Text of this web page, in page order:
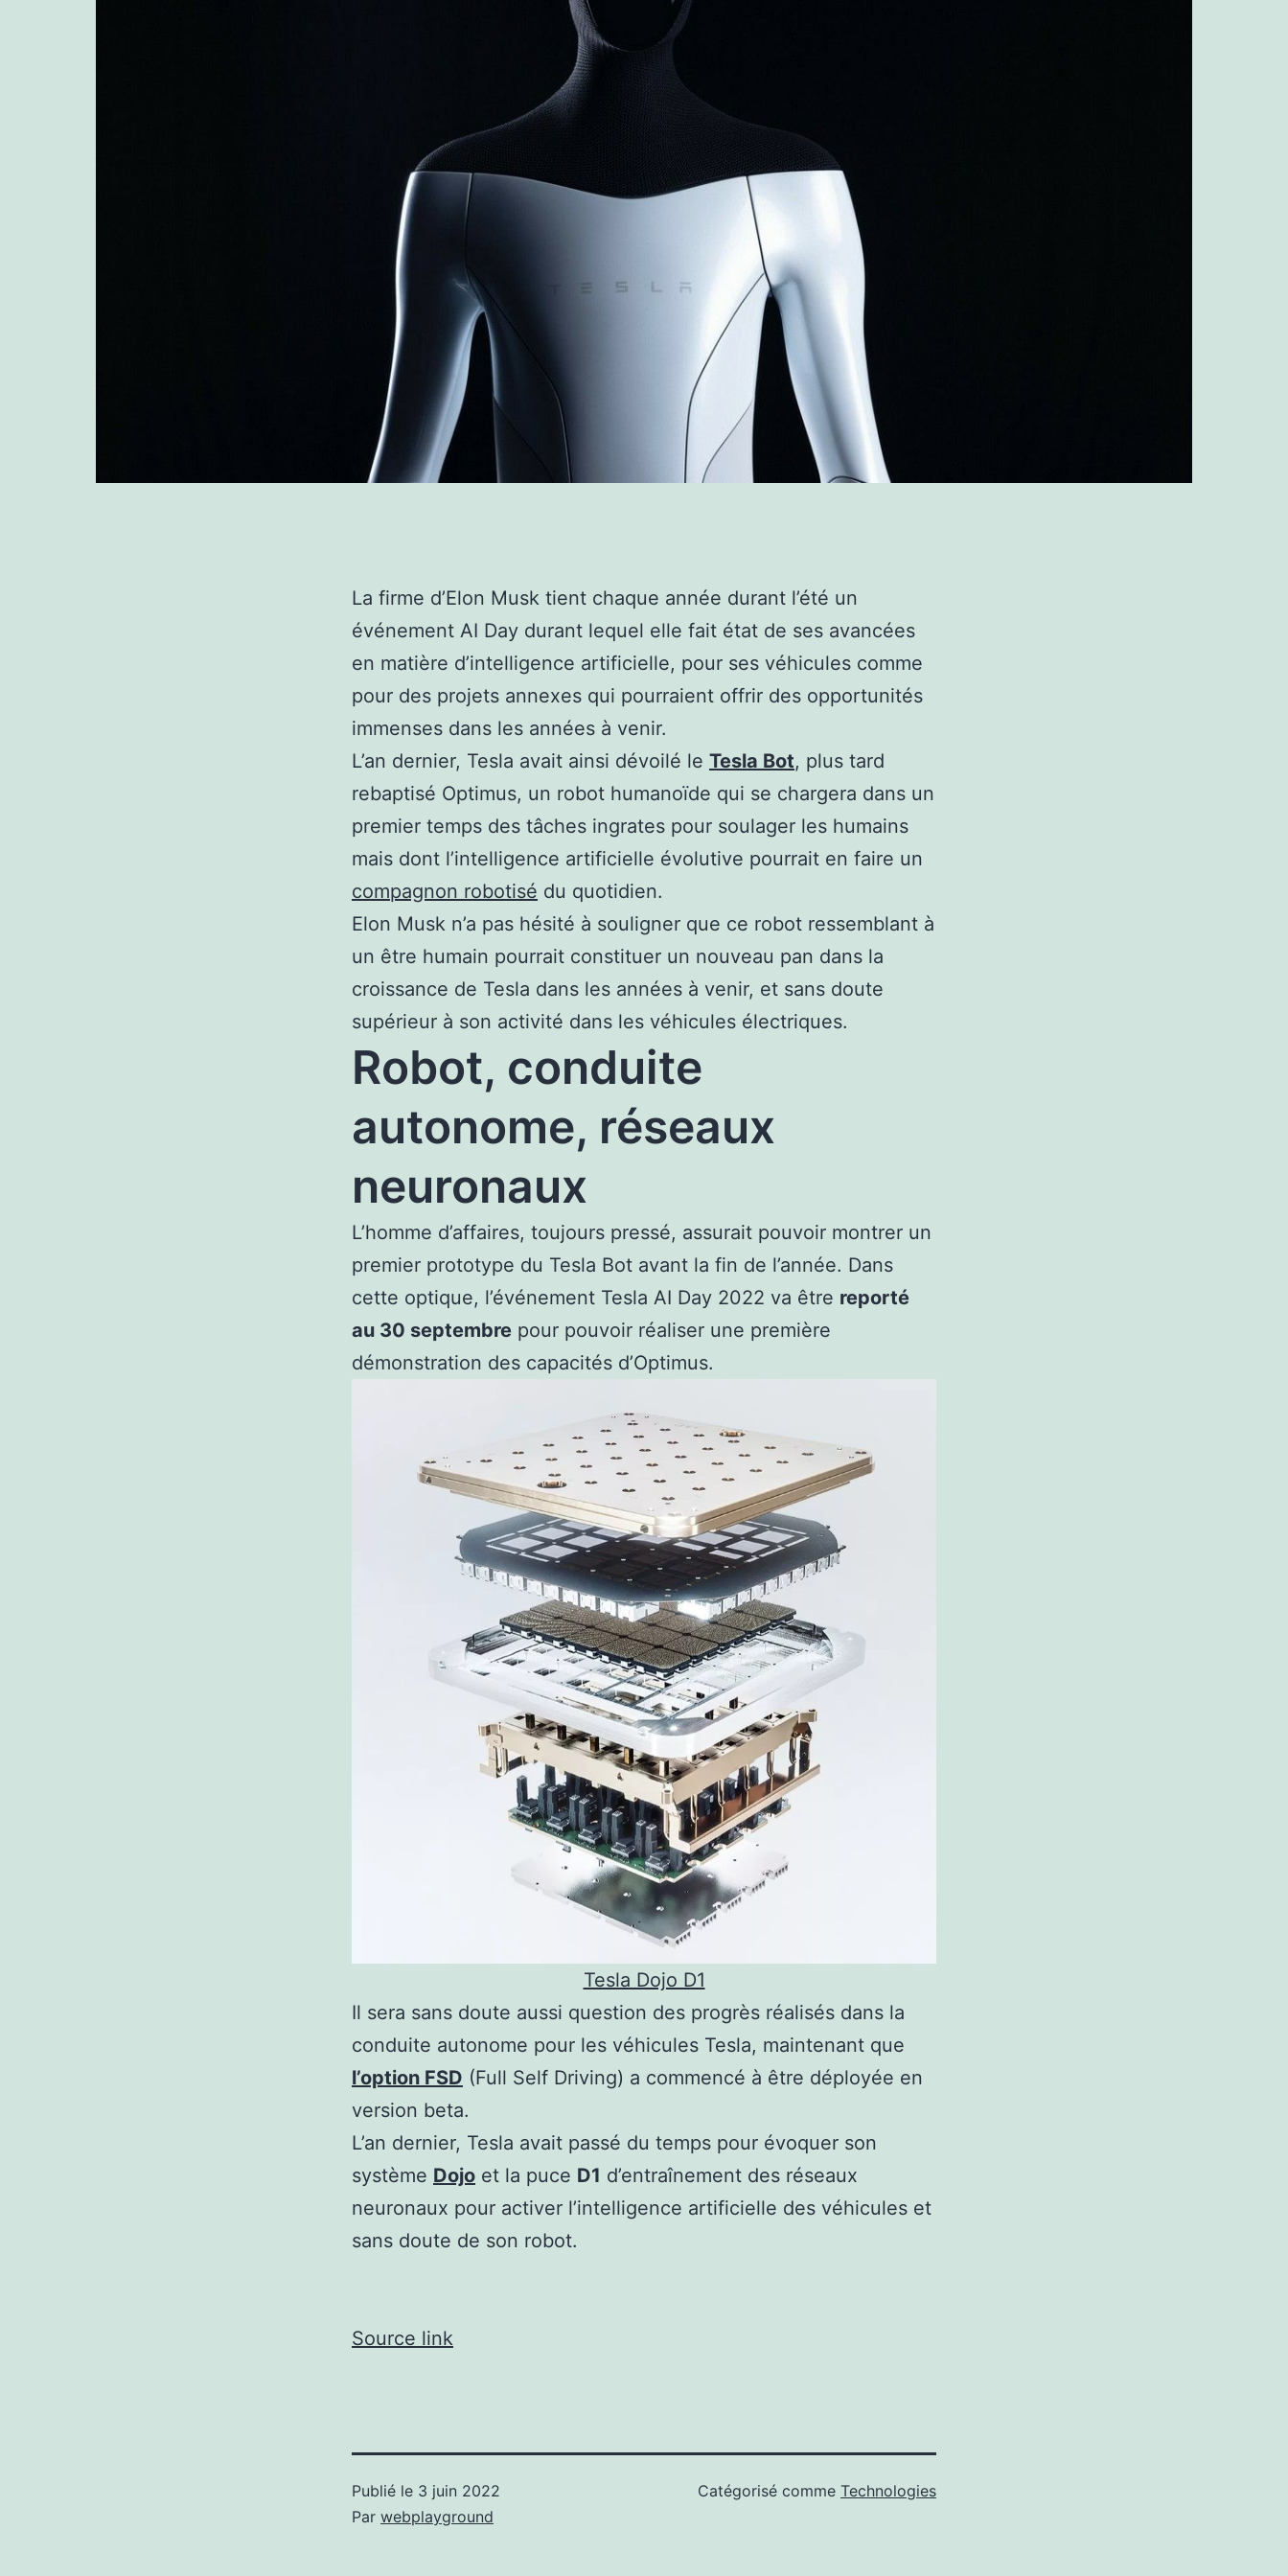
La firme d’Elon Musk tient chaque année durant l’été un
événement AI Day durant lequel elle fait état de ses avancées
en matière d’intelligence artificielle, pour ses véhicules comme
pour des projets annexes qui pourraient offrir des opportunités
immenses dans les années à venir.
L’an dernier, Tesla avait ainsi dévoilé le Tesla Bot, plus tard
rebaptisé Optimus, un robot humanoïde qui se chargera dans un
premier temps des tâches ingrates pour soulager les humains
mais dont l’intelligence artificielle évolutive pourrait en faire un
compagnon robotisé du quotidien.
Elon Musk n’a pas hésité à souligner que ce robot ressemblant à
un être humain pourrait constituer un nouveau pan dans la
croissance de Tesla dans les années à venir, et sans doute
supérieur à son activité dans les véhicules électriques.
Robot, conduite
autonome, réseaux
neuronaux
L’homme d’affaires, toujours pressé, assurait pouvoir montrer un
premier prototype du Tesla Bot avant la fin de l’année. Dans
cette optique, l’événement Tesla AI Day 2022 va être reporté
au 30 septembre pour pouvoir réaliser une première
démonstration des capacités d’Optimus.
Tesla Dojo D1
Il sera sans doute aussi question des progrès réalisés dans la
conduite autonome pour les véhicules Tesla, maintenant que
l’option FSD (Full Self Driving) a commencé à être déployée en
version beta.
L’an dernier, Tesla avait passé du temps pour évoquer son
système Dojo et la puce D1 d’entraînement des réseaux
neuronaux pour activer l’intelligence artificielle des véhicules et
sans doute de son robot.
Source link
Publié le 3 juin 2022
Par webplayground
Catégorisé comme Technologies